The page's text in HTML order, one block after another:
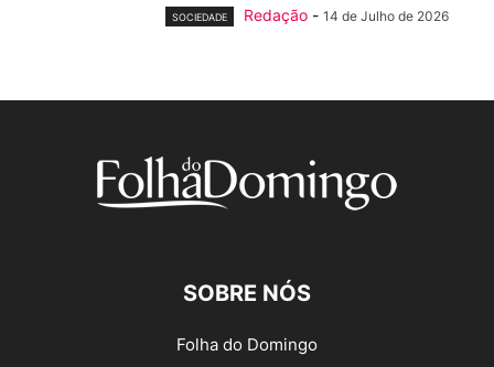
SOCIEDADE Redação - 14 de Julho de 2026
SOBRE NÓS
Folha do Domingo